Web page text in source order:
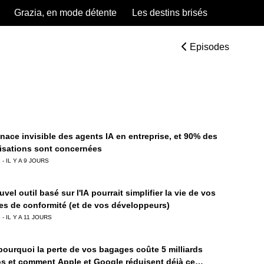
Grazia, en mode détente Les destins brisés
Episodes
invisible des agents IA en entreprise, et 90% des
sont concernées
IL Y A 9 JOURS
outil basé sur l'IA pourrait simplifier la vie de vos
de conformité (et de vos développeurs)
IL Y A 11 JOURS
la perte de vos bagages coûte 5 milliards
et comment Apple et Google réduisent déjà ce